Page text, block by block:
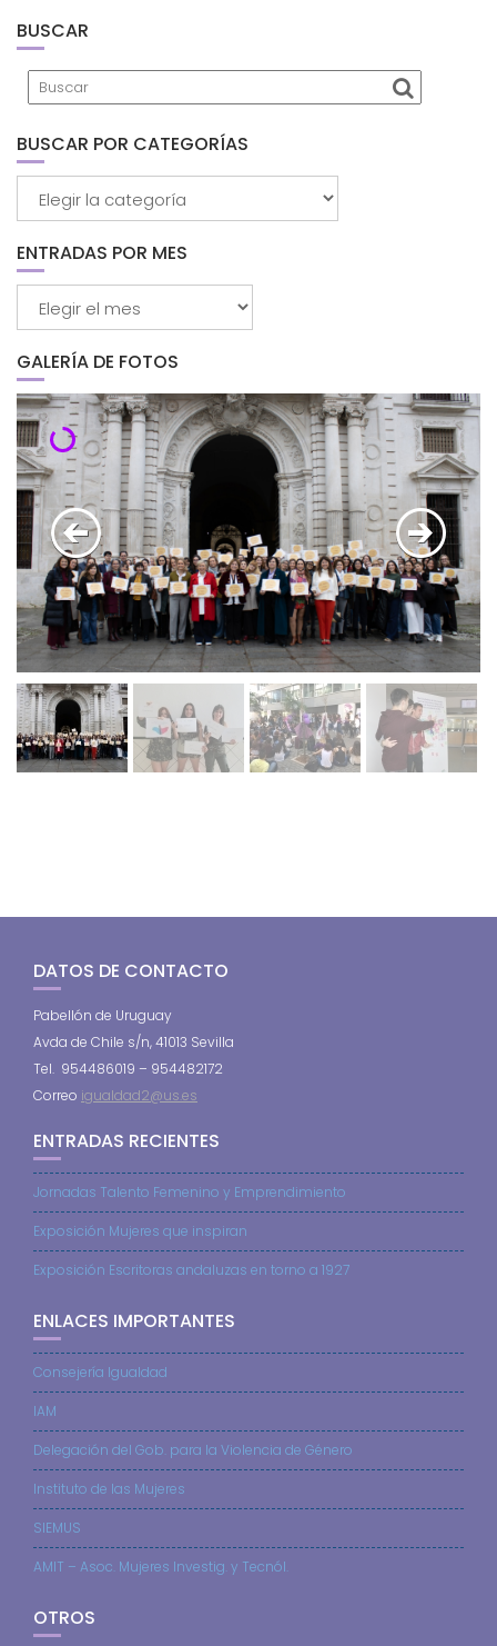
BUSCAR
BUSCAR POR CATEGORÍAS
ENTRADAS POR MES
GALERÍA DE FOTOS
DATOS DE CONTACTO
Pabellón de Uruguay
Avda de Chile s/n, 41013 Sevilla
Tel. 954486019 – 954482172
Correo igualdad2@us.es
ENTRADAS RECIENTES
Jornadas Talento Femenino y Emprendimiento
Exposición Mujeres que inspiran
Exposición Escritoras andaluzas en torno a 1927
ENLACES IMPORTANTES
Consejería Igualdad
IAM
Delegación del Gob. para la Violencia de Género
Instituto de las Mujeres
SIEMUS
AMIT – Asoc. Mujeres Investig. y Tecnól.
OTROS